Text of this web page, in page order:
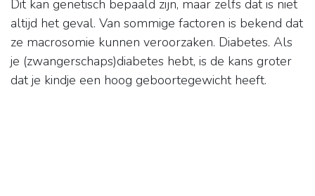
Dit kan genetisch bepaald zijn, maar zelfs dat is niet
altijd het geval. Van sommige factoren is bekend dat
ze macrosomie kunnen veroorzaken. Diabetes. Als
je (zwangerschaps)diabetes hebt, is de kans groter
dat je kindje een hoog geboortegewicht heeft.